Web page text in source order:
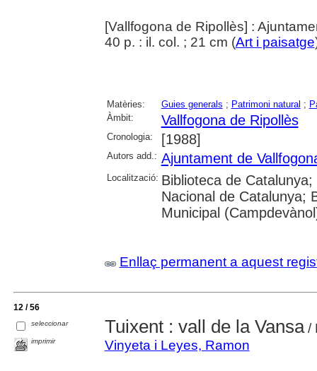
[Vallfogona de Ripollès] :
40 p. : il. col. ; 21 cm (Art i paisatge
Matèries: Guies generals ; Patrimoni natural ;
Àmbit:
Vallfogona de Ripollès
Cronologia: [1988]
Autors add.: Ajuntament de
Localització: Biblioteca de
Nacional de Catalunya;
Municipal
Enllaç permanent a aquest
12 / 56
seleccionar
imprimir
Tuixent : vall de la Vansa/
Vinyeta i Leyes, Ramon